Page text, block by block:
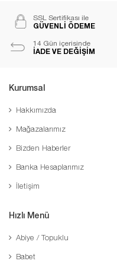
SSL Sertifikası ile
GÜVENLİ ÖDEME
14 Gün içerisinde
İADE VE DEĞİŞİM
Kurumsal
Hakkımızda
Mağazalarımız
Bizden Haberler
Banka Hesaplarımız
İletişim
Hızlı Menü
Abiye / Topuklu
Babet